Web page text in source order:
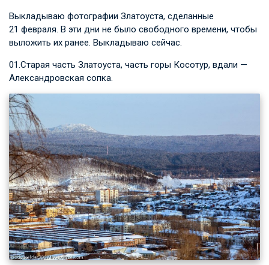
Выкладываю фотографии Златоуста, сделанные
21 февраля. В эти дни не было свободного времени, чтобы
выложить их ранее. Выкладываю сейчас.
01.Старая часть Златоуста, часть горы Косотур, вдали —
Александровская сопка.